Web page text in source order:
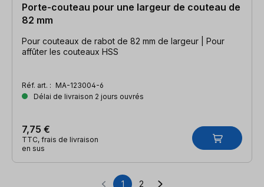
Porte-couteau pour une largeur de couteau de
82 mm
Pour couteaux de rabot de 82 mm de largeur | Pour
affûter les couteaux HSS
Réf. art. : MA-123004-6
Délai de livraison 2 jours ouvrés
7,75 €
TTC, frais de livraison
en sus
1 2